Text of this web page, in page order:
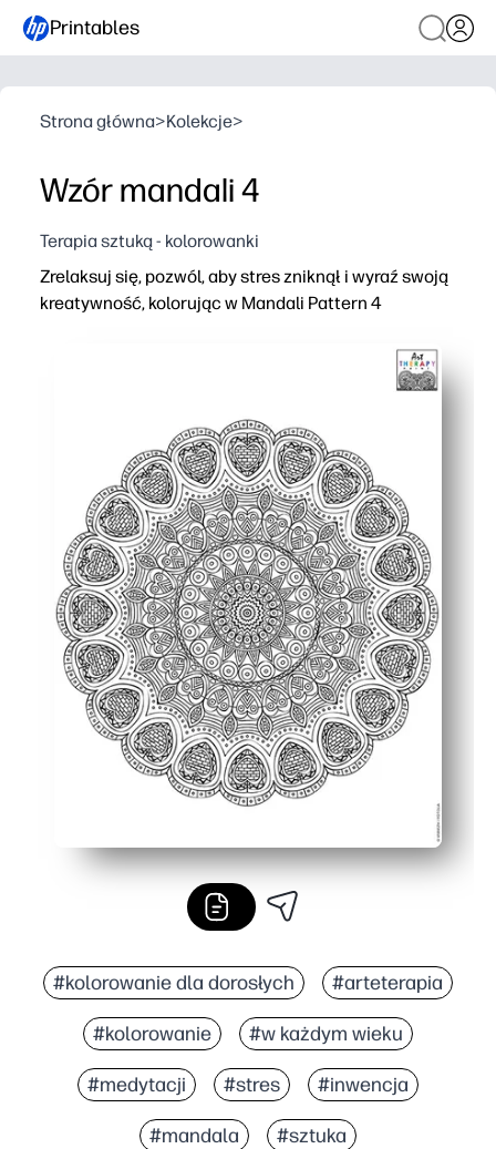
Printables
Strona główna>Kolekcje>
Wzór mandali 4
Terapia sztuką - kolorowanki
Zrelaksuj się, pozwól, aby stres zniknął i wyraź swoją
kreatywność, kolorując w Mandali Pattern 4
Po prostu drukujesz i kolorujesz - natychmiastowy
Skomplikowane wzory budują skupienie, cierpliwość i
Bez ekranu przerwa mózgu, która łagodzi niepokój i
Wszechstronne zastosowanie - ciche centrum, kosz
#kolorowanie dla dorosłych #arteterapia
#kolorowanie #w każdym wieku
#medytacji #stres #inwencja
#mandala #sztuka